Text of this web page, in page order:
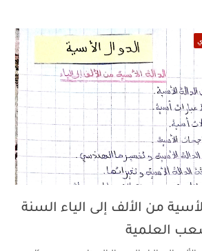
من الألف إلى الياء السنة
العلمية